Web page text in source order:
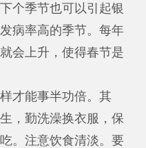
个季节也可以引起银
病率高的季节。每年
会上升，使得春节是
才能事半功倍。其
，勤洗澡换衣服，保
。注意饮食清淡。要